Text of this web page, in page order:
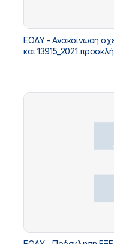
ΕΟΔΥ - Ανακοίνωση
και 13915_2021